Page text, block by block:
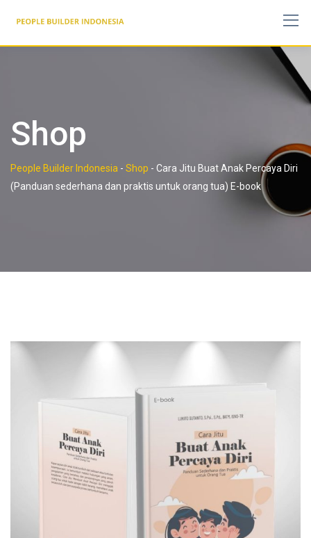
content
Shop
People Builder Indonesia - Shop - Cara Jitu Buat Anak Percaya Diri
(Panduan sederhana dan praktis untuk orang tua) E-book